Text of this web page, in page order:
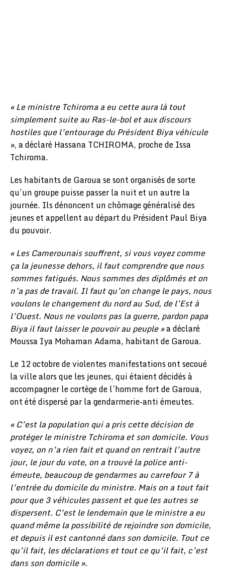
« Le ministre Tchiroma a eu cette aura là tout
simplement suite au Ras-le-bol et aux discours
hostiles que l’entourage du Président Biya véhicule
», a déclaré Hassana TCHIROMA, proche de Issa
Tchiroma.
Les habitants de Garoua se sont organisés de sorte
qu’un groupe puisse passer la nuit et un autre la
journée. Ils dénoncent un chômage généralisé des
jeunes et appellent au départ du Président Paul Biya
du pouvoir.
« Les Camerounais souffrent, si vous voyez comme
ça la jeunesse dehors, il faut comprendre que nous
sommes fatigués. Nous sommes des diplômés et on
n’a pas de travail. Il faut qu’on change le pays, nous
voulons le changement du nord au Sud, de l’Est à
l’Ouest. Nous ne voulons pas la guerre, pardon papa
Biya il faut laisser le pouvoir au peuple »a déclaré
Moussa Iya Mohaman Adama, habitant de Garoua.
Le 12 octobre de violentes manifestations ont secoué
la ville alors que les jeunes, qui étaient décidés à
accompagner le cortège de l’homme fort de Garoua,
ont été dispersé par la gendarmerie-anti émeutes.
« C’est la population qui a pris cette décision de
protéger le ministre Tchiroma et son domicile. Vous
voyez, on n’a rien fait et quand on rentrait l’autre
jour, le jour du vote, on a trouvé la police anti-
émeute, beaucoup de gendarmes au carrefour 7 à
l’entrée du domicile du ministre. Mais on a tout fait
pour que 3 véhicules passent et que les autres se
dispersent. C’est le lendemain que le ministre a eu
quand même la possibilité de rejoindre son domicile,
et depuis il est cantonné dans son domicile. Tout ce
qu’il fait, les déclarations et tout ce qu’il fait, c’est
dans son domicile ».